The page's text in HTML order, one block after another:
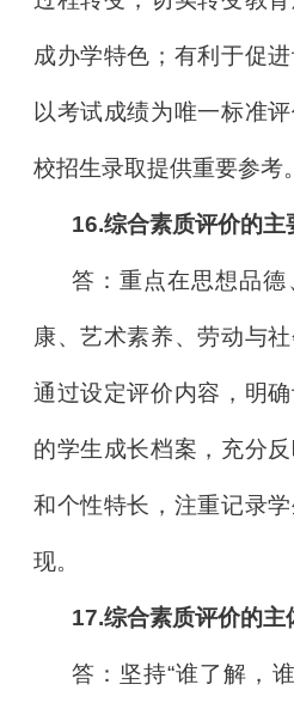
成办学特色；有利于促
以考试成绩为唯一标准
校招生录取提供重要参考。
16.综合素质评价的主
答：重点在思想品
康、艺术素养、劳动与
通过设定评价内容，明
的学生成长档案，充分
和个性特长，注重记录
现。
17.综合素质评价的主
答：坚持“谁了解，